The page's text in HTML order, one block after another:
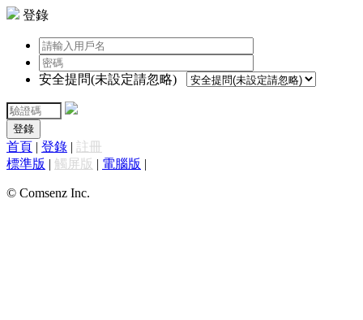
登錄
安全提問(未設定請忽略)
登錄
首頁 | 登錄 | 註冊
標準版 | 觸屏版 | 電腦版 |
© Comsenz Inc.